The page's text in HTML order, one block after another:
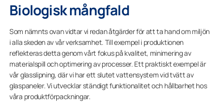
Biologisk mångfald
Som nämnts ovan vidtar vi redan åtgärder för att ta hand om miljön
i alla skeden av vår verksamhet. Till exempel i produktionen
reflekteras detta genom vårt fokus på kvalitet, minimering av
materialspill och optimering av processer. Ett praktiskt exempel är
vår glasslipning, där vi har ett slutet vattensystem vid tvätt av
glaspaneler. Vi utvecklar ständigt funktionalitet och hållbarhet hos
våra produktförpackningar.